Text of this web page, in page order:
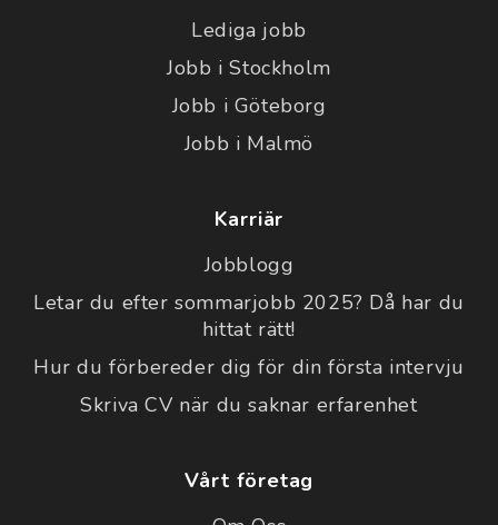
Lediga jobb
Jobb i Stockholm
Jobb i Göteborg
Jobb i Malmö
Karriär
Jobblogg
Letar du efter sommarjobb 2025? Då har du
hittat rätt!
Hur du förbereder dig för din första intervju
Skriva CV när du saknar erfarenhet
Vårt företag